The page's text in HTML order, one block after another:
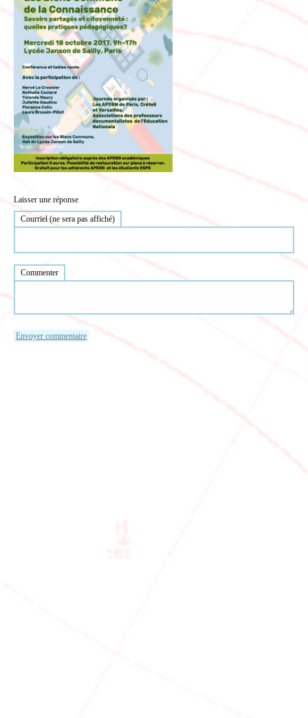
Laisser une réponse
Courriel (ne sera pas affiché)
Commenter